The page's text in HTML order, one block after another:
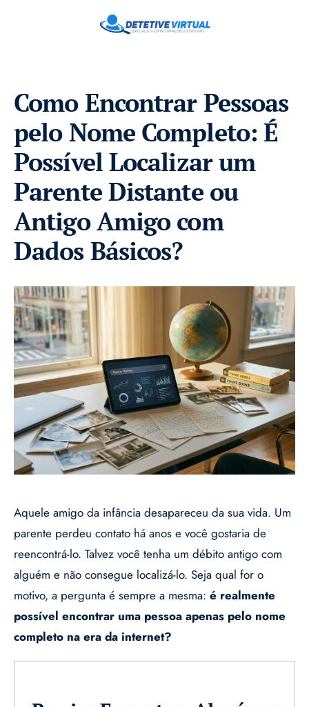
Como Encontrar Pessoas
pelo Nome Completo: É
Possível Localizar um
Parente Distante ou
Antigo Amigo com
Dados Básicos?
Aquele amigo da infância desapareceu da sua vida. Um
parente perdeu contato há anos e você gostaria de
reencontrá-lo. Talvez você tenha um débito antigo com
alguém e não consegue localizá-lo. Seja qual for o
motivo, a pergunta é sempre a mesma: é realmente
possível encontrar uma pessoa apenas pelo nome
completo na era da internet?